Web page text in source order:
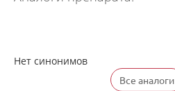
Нет синонимов
Все аналоги